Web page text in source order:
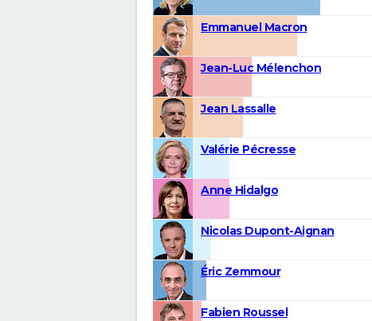
Emmanuel Macron
Jean-Luc Mélenchon
Jean Lassalle
Valérie Pécresse
Anne Hidalgo
Nicolas Dupont-Aignan
Éric Zemmour
Fabien Roussel